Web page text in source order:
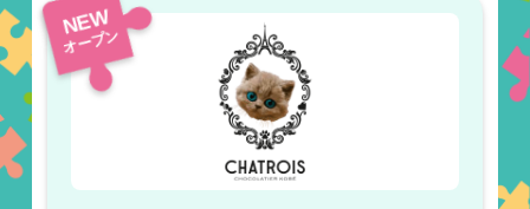
NEW
オープン